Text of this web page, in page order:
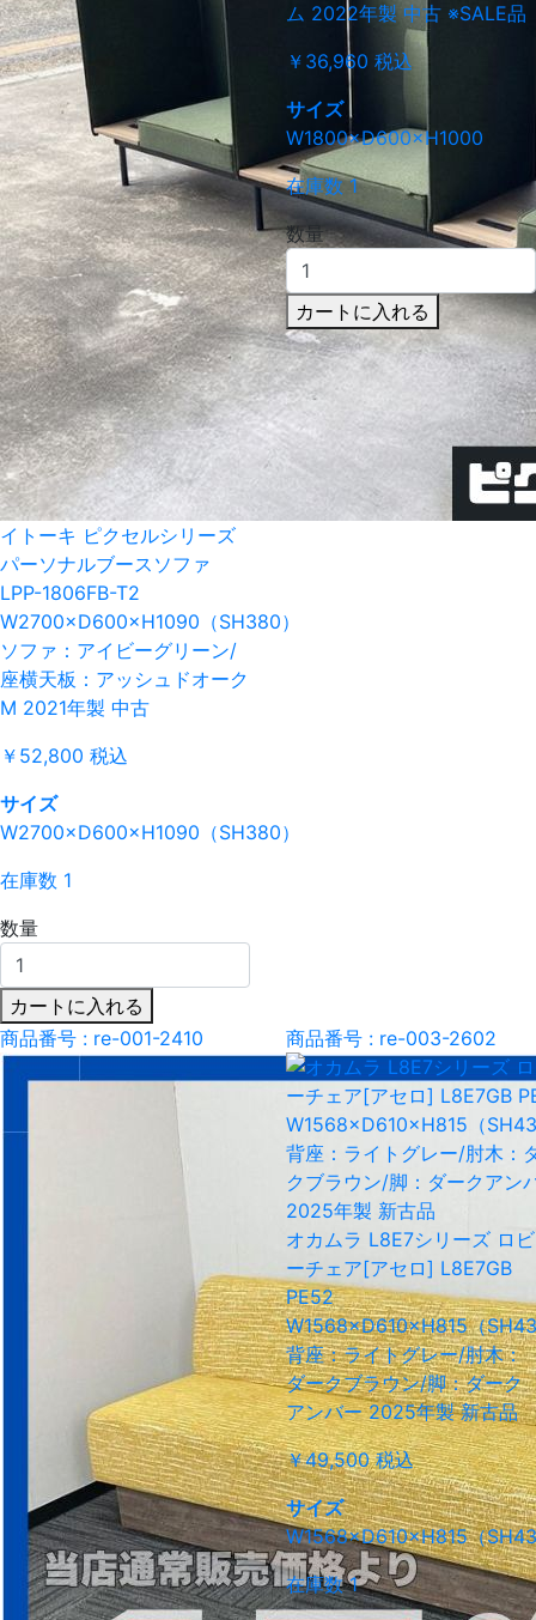
イトーキ ピクセルシリーズ
パーソナルブースソファ
LPP-1806FB-T2
W2700×D600×H1090（SH380）
ソファ：アイビーグリーン/
座横天板：アッシュドオーク
M 2021年製 中古
￥52,800 税込
サイズ
W2700×D600×H1090（SH380）
在庫数 1
数量
カートに入れる
ム 2022年製 中古 ※SALE品
￥36,960 税込
サイズ
W1800×D600×H1000
在庫数 1
数量
カートに入れる
商品番号 : re-001-2410 商品番号 : re-003-2602
オカムラ L8E7シリーズ ロビ
ーチェア[アセロ] L8E7GB
PE52
W1568×D610×H815（
背座：ライトグレー/肘木：
ダークブラウン/脚：ダーク
アンバー 2025年製 新古品
￥49,500税込
サイズ
W1568×D610×H815（
在庫数 1